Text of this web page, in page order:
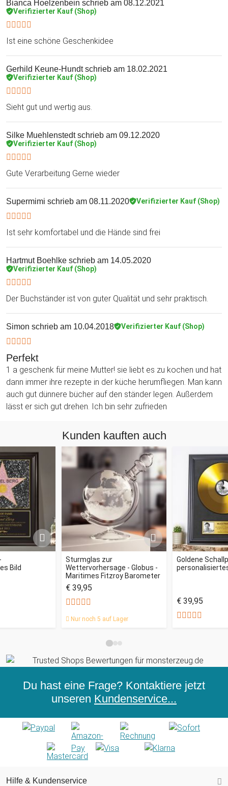
Bianca Hoelzenbein schrieb am 08.12.2021
Verifizierter Kauf (Shop)
Ist eine schöne Geschenkidee
Gerhild Keune-Hundtschrieb am 18.02.2021
Verifizierter Kauf (Shop)
Sieht gut und wertig aus.
Silke Muehlenstedtschrieb am 09.12.2020
Verifizierter Kauf (Shop)
Gute Verarbeitung Gerne wieder
Supermimi schrieb am 08.11.2020 Verifizierter Kauf (Shop)
Ist sehr komfortabel und die Hände sind frei
Hartmut Boehlke schrieb am 14.05.2020
Verifizierter Kauf (Shop)
Der Buchständer ist von guter Qualität und sehr praktisch.
Simon schrieb am 10.04.2018 Verifizierter Kauf (Shop)
Perfekt
1 a geschenk für meine Mutter! sie liebt es zu kochen und hat
dann immer ihre rezepte in der küche herumfliegen. Man kann
auch gut dünnere bücher auf den ständer legen. Außerdem
lässt er sich gut drehen. Ich bin sehr zufrieden
Kunden kauften auch
Bild
Sturmglas zur
Wettervorhersage - Globus -
Maritimes Fitzroy Barometer
€ 39,95
Nur noch 5 auf Lager
Goldene
€ 39,95
Du hast eine Frage? Kontaktiere jetzt
unseren Kundenservice...
Hilfe & Kundenservice